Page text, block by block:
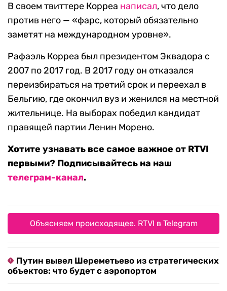
В своем твиттере Корреа написал, что дело
против него — «фарс, который обязательно
заметят на международном уровне».
Рафаэль Корреа был президентом Эквадора с
2007 по 2017 год. В 2017 году он отказался
переизбираться на третий срок и переехал в
Бельгию, где окончил вуз и женился на местной
жительнице. На выборах победил кандидат
правящей партии Ленин Морено.
Хотите узнавать все самое важное от RTVI
первыми? Подписывайтесь на наш
телеграм-канал.
Объясняем происходящее. RTVI в Telegram
Путин вывел Шереметьево из стратегических
объектов: что будет с аэропортом